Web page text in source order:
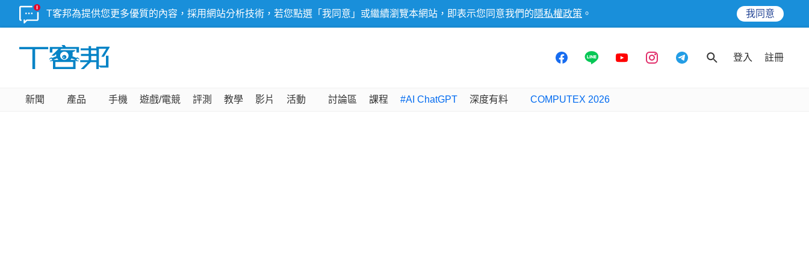
T客邦為提供您更多優質的內容，採用網站分析技術，若您點選「我同意」或繼續瀏覽本網站，即表示您同意我們的 隱私權政策 。 我同意
登入 註冊
新聞 產品 手機 遊戲/電競 評測 教學 影片 活動 討論區 課程 #AI ChatGPT 深度有料 COMPUTEX 2026